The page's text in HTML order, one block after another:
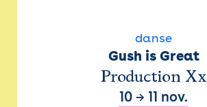
danse
Gush is Great
Production Xx
10 → 11 nov.